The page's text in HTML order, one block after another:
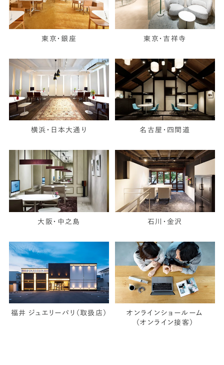
東京・銀座 東京・吉祥寺
横浜・日本大通り 名古屋・四間道
大阪・中之島 石川・金沢
福井 ジュエリーパリ（取扱店）
オンラインショールーム
（オンライン接客）